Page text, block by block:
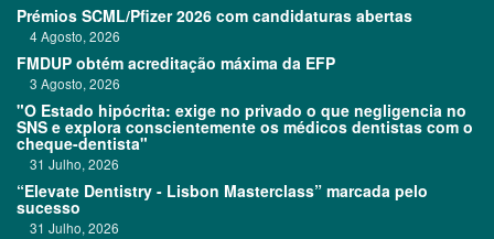
Prémios SCML/Pfizer 2026 com candidaturas abertas
4 Agosto, 2026
FMDUP obtém acreditação máxima da EFP
3 Agosto, 2026
"O Estado hipócrita: exige no privado o que negligencia no
SNS e explora conscientemente os médicos dentistas com o
cheque-dentista"
31 Julho, 2026
“Elevate Dentistry - Lisbon Masterclass” marcada pelo
sucesso
31 Julho, 2026